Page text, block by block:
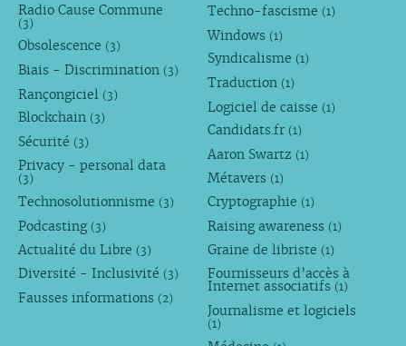
Radio Cause Commune
(3)
Obsolescence (3)
Biais - Discrimination (3)
Rançongiciel (3)
Blockchain (3)
Sécurité (3)
Privacy - personal data
(3)
Technosolutionnisme (3)
Podcasting (3)
Actualité du Libre (3)
Diversité - Inclusivité (3)
Fausses informations (2)
Techno-fascisme (1)
Windows (1)
Syndicalisme (1)
Traduction (1)
Logiciel de caisse (1)
Candidats.fr (1)
Aaron Swartz (1)
Métavers (1)
Cryptographie (1)
Raising awareness (1)
Graine de libriste (1)
Fournisseurs d’accès à
Internet associatifs (1)
Journalisme et logiciels
(1)